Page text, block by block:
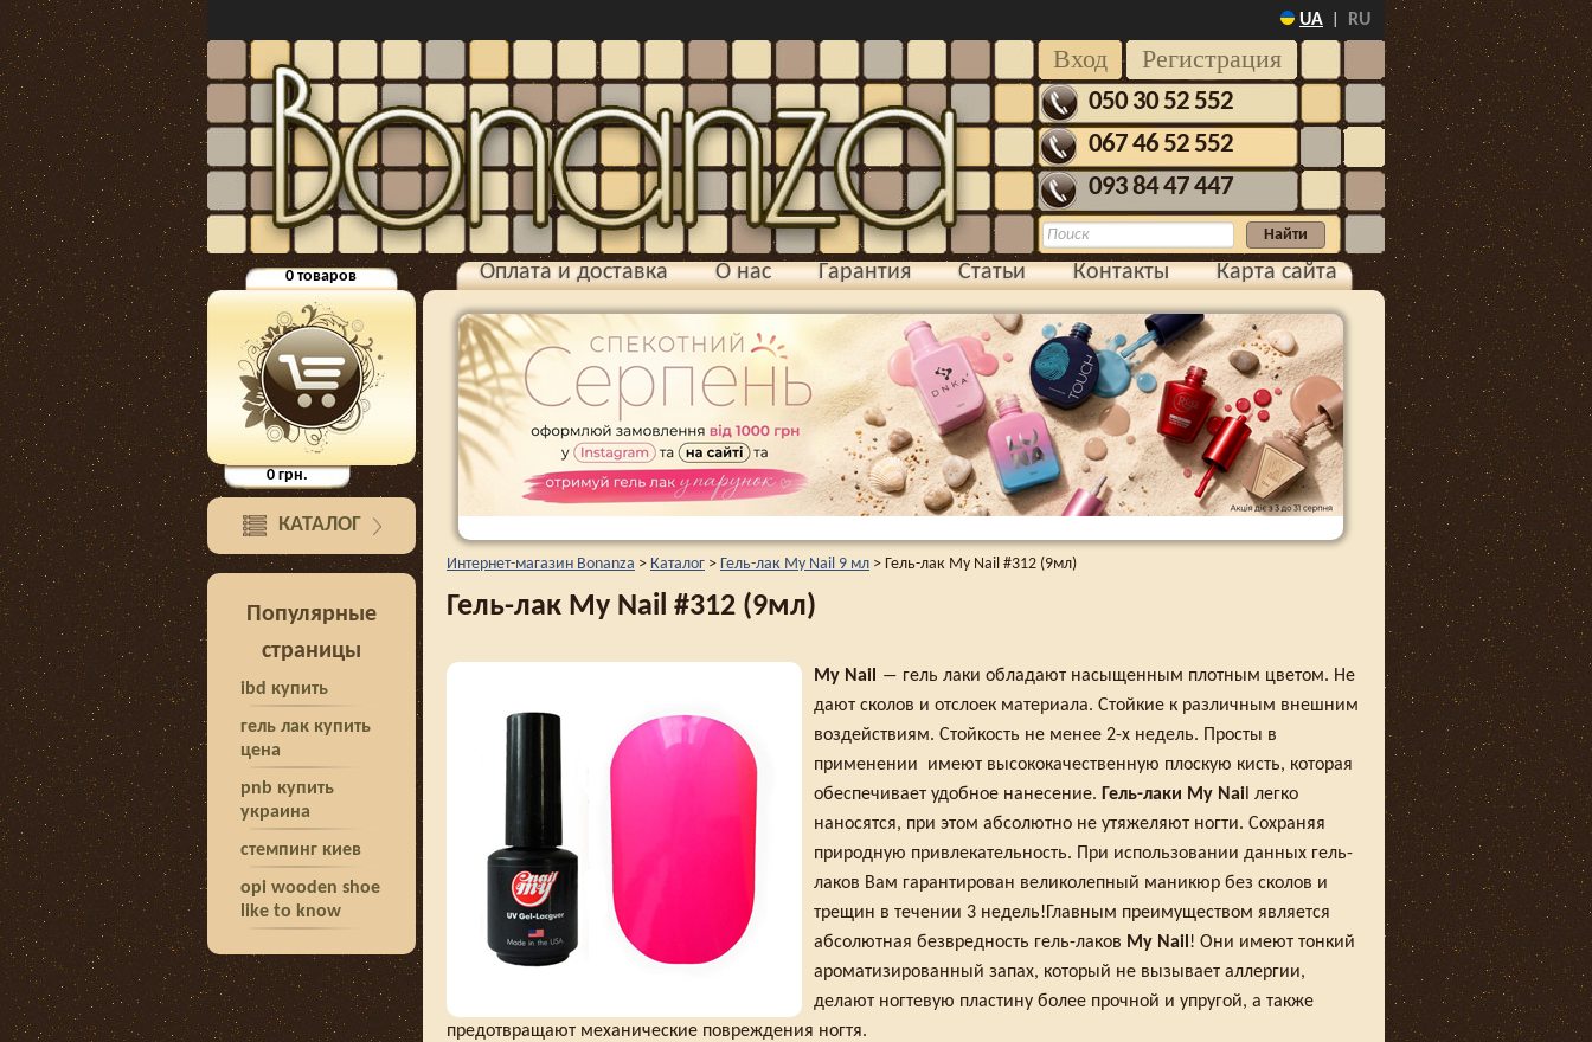
UA RU
Регистрация
Вход
050 30 52 552
067 46 52 552
093 84 47 447
0товаров
0грн.
КАТАЛОГ
Популярные
страницы
ibd купить
гель лак купить
цена
pnb купить
украина
стемпинг киев
opi wooden shoe
like to know
Оплата и доставка О нас Гарантия Статьи Контакты Карта сайта
Интернет-магазин Bonanza > Каталог > Гель-лак My Nail 9 мл > Гель-лак My Nail #312 (9мл)
Гель-лак My Nail #312 (9мл)
My Nail
― гель лаки обладают насыщенным плотным цветом. Не
дают сколов и отслоек материала. Стойкие к различным внешним
воздействиям. Стойкость не менее 2-х недель. Просты в
применении имеют высококачественную плоскую кисть, которая
обеспечивает удобное нанесение. Гель-лаки My Nai l легко
наносятся, при этом абсолютно не утяжеляют ногти. Сохраняя
природную привлекательность. При использовании данных гель-
лаков Вам гарантирован великолепный маникюр без сколов и
трещин в течении 3 недель!Главным преимуществом является
абсолютная безвредность гель-лаков My Nail ! Они имеют тонкий
ароматизированный запах, который не вызывает аллергии,
делают ногтевую пластину более прочной и упругой, а также
предотвращают механические повреждения ногтя.